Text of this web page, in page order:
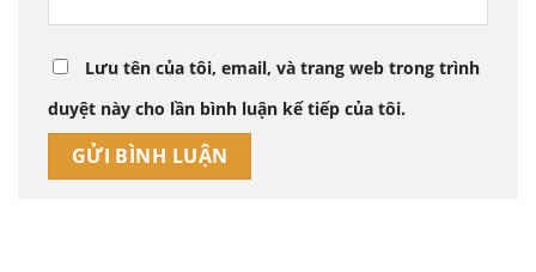
Lưu tên của tôi, email, và trang web trong trình
duyệt này cho lần bình luận kế tiếp của tôi.